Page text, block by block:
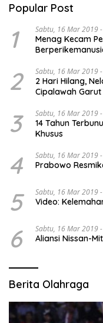
Popular Post
1 Sabtu, 16 Mar 2019
Menag Kecam
2 Sabtu, 16 Mar 2019
2 Hari Hilang,
Cipalawah Garut
3 Sabtu, 16 Mar 2019
14 Tahun
Khusus
4 Sabtu, 16 Mar 2019
Prabowo
5 Sabtu, 16 Mar 2019
Video:
6 Sabtu, 16 Mar 2019
Aliansi Nissan-
Berita Olahraga